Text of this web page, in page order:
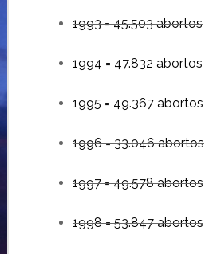
1993 = 45.503 abortos
1994 = 47.832 abortos
1995 = 49.367 abortos
1996 = 33.046 abortos
1997 = 49.578 abortos
1998 = 53.847 abortos